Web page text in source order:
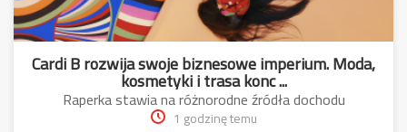
Cardi B rozwija swoje biznesowe imperium. Moda,
kosmetyki i trasa konc ...
Raperka stawia na różnorodne źródła dochodu
1 godzinę temu